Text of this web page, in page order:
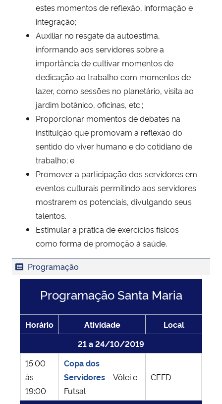
estes momentos de reflexão, informação e
integração;
Auxiliar no resgate da autoestima,
informando aos servidores sobre a
importância de cultivar momentos de
dedicação ao trabalho com momentos de
lazer, como sessões no planetário, visita ao
jardim botânico, oficinas, etc.;
Proporcionar momentos de debates na
instituição que promovam a reflexão do
sentido do viver humano e do cotidiano de
trabalho; e
Promover a participação dos servidores em
eventos culturais permitindo aos servidores
mostrarem os potenciais, divulgando seus
talentos.
Estimular a prática de exercícios físicos
como forma de promoção à saúde.
Programação
Programação Santa Maria
Horário Atividade
Local
21 a 24/10/2019
15:00
às
19:00
Copa dos
Servidores – Vôlei e
Futsal
CEFD